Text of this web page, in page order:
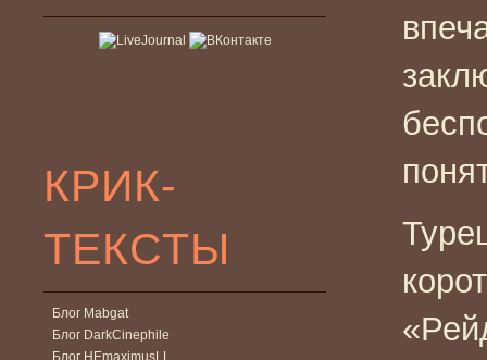
КРИК-
ТЕКСТЫ
Блог Mabgat
Блог DarkCinephile
Блог HEmaximusLL